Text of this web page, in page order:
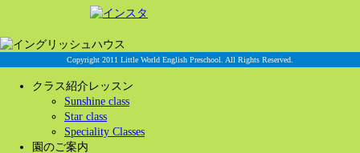
Copyright 2011 Little World English Preschool. All Rights Reserved.
クラス紹介レッスン
Sunshine class
Star class
Speciality Classes
園のご案内